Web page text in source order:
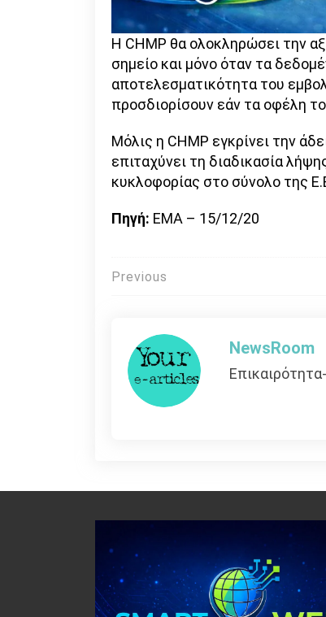
Η CHMP θα ολοκληρώσει την
σημείο και μόνο όταν τα
αποτελεσματικότητα του
προσδιορίσουν εάν τα οφέλη
Μόλις η CHMP εγκρίνει την
επιταχύνει τη διαδικασία
κυκλοφορίας στο σύνολο της
Πηγή: EMA – 15/12/20
Πλοήγηση
Previous
NewsRoom